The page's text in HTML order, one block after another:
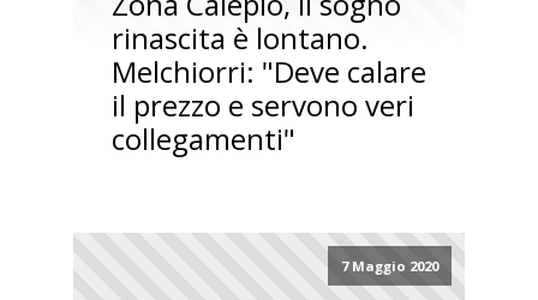
rinascita è lontano.
Melchiorri: "Deve calare
il prezzo e servono veri
collegamenti"
7 Maggio 2020